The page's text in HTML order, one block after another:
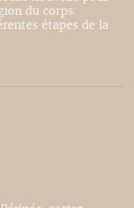
du corps.
étapes de la